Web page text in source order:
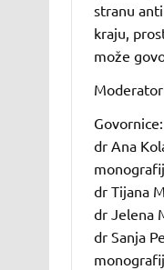
stranu
kraju,
može
Govornice:
dr Ana
dr Tijana
dr Jelena
dr Sanja